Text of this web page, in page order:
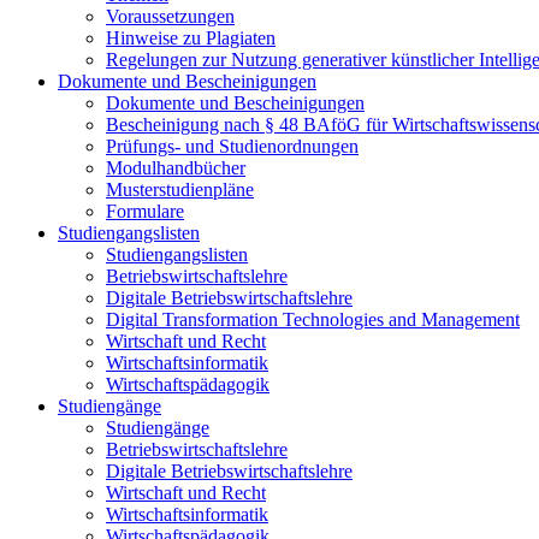
Voraussetzungen
Hinweise zu Plagiaten
Regelungen zur Nutzung generativer künstlicher
Dokumente und Bescheinigungen
Dokumente und Bescheinigungen
Bescheinigung nach § 48 BAföG für
Prüfungs- und Studienordnungen
Modulhandbücher
Musterstudienpläne
Formulare
Studiengangslisten
Studiengangslisten
Betriebswirtschaftslehre
Digitale Betriebswirtschaftslehre
Digital Transformation Technologies and Management
Wirtschaft und Recht
Wirtschaftsinformatik
Wirtschaftspädagogik
Studiengänge
Studiengänge
Betriebswirtschaftslehre
Digitale Betriebswirtschaftslehre
Wirtschaft und Recht
Wirtschaftsinformatik